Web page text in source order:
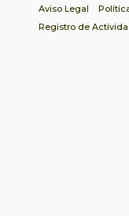
Aviso Legal
Registro de